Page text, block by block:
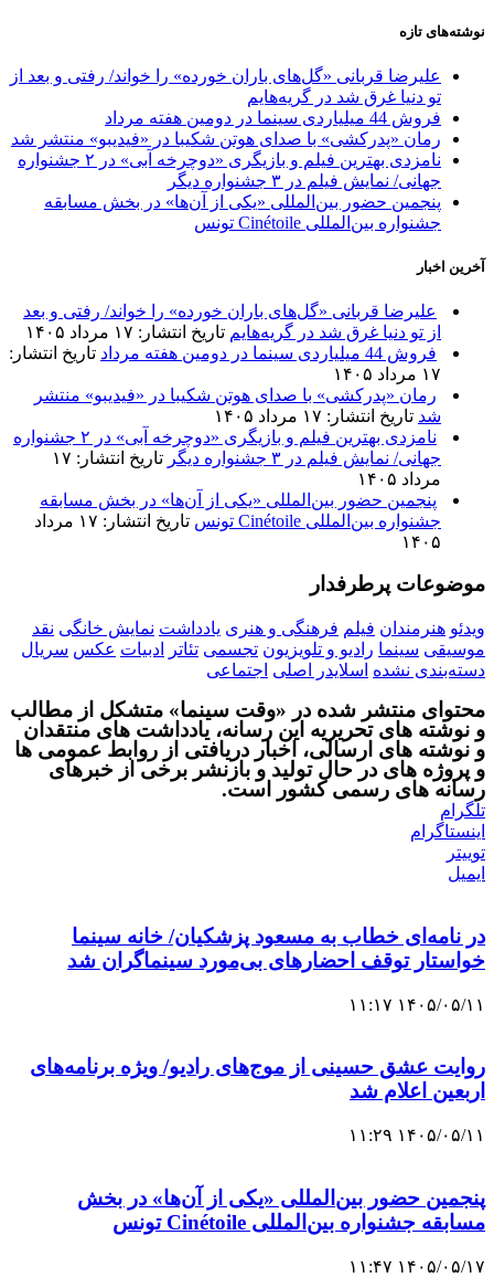
نوشته‌های تازه
علیرضا قربانی «گل‌های باران خورده» را خواند/ رفتی و بعد از
تو دنیا غرق شد در گریه‌هایم
فروش 44 میلیاردی سینما در دومین هفته مرداد
رمان «پدرکشی» با صدای هوتن شکیبا در «فیدیبو» منتشر شد
نامزدی بهترین فیلم و بازیگری «دوچرخه آبی» در ۲ جشنواره
جهانی/ نمایش فیلم در ۳ جشنواره دیگر
پنجمین حضور بین‌المللی «یکی از آن‌ها» در بخش مسابقه
جشنواره بین‌المللی Cinétoile تونس
آخرین اخبار
علیرضا قربانی «گل‌های باران خورده» را خواند/ رفتی و بعد
از تو دنیا غرق شد در گریه‌هایم تاریخ انتشار: ۱۷ مرداد ۱۴۰۵
فروش 44 میلیاردی سینما در دومین هفته مرداد
تاریخ انتشار:
۱۷ مرداد ۱۴۰۵
رمان «پدرکشی» با صدای هوتن شکیبا در «فیدیبو» منتشر
شد تاریخ انتشار: ۱۷ مرداد ۱۴۰۵
نامزدی بهترین فیلم و بازیگری «دوچرخه آبی» در ۲ جشنواره
جهانی/ نمایش فیلم در ۳ جشنواره دیگر
تاریخ انتشار: ۱۷
مرداد ۱۴۰۵
پنجمین حضور بین‌المللی «یکی از آن‌ها» در بخش مسابقه
جشنواره بین‌المللی Cinétoile تونس
تاریخ انتشار: ۱۷ مرداد
۱۴۰۵
موضوعات پرطرفدار
ویدئو هنرمندان فیلم فرهنگی و هنری یادداشت نمایش خانگی نقد
موسیقی سینما رادیو و تلویزیون تجسمی تئاتر ادبیات عکس سریال
دسته‌بندی نشده اسلایدر اصلی اجتماعی
محتوای منتشر شده در «وقت سینما» متشکل از مطالب
و نوشته های تحریریه این رسانه، یادداشت های منتقدان
و نوشته های ارسالی، اخبار دریافتی از روابط عمومی ها
و پروژه های در حال تولید و بازنشر برخی از خبرهای
رسانه های رسمی کشور است.
تلگرام
اینستاگرام
توییتر
ایمیل
در نامه‌ای خطاب به مسعود پزشکیان/ خانه سینما
خواستار توقف احضارهای بی‌مورد سینماگران شد
۱۴۰۵/۰۵/۱۱ ۱۱:۱۷
روایت عشق حسینی از موج‌های رادیو/ ویژه ‌برنامه‌های
اربعین اعلام شد
۱۴۰۵/۰۵/۱۱ ۱۱:۲۹
پنجمین حضور بین‌المللی «یکی از آن‌ها» در بخش
مسابقه جشنواره بین‌المللی Cinétoile تونس
۱۴۰۵/۰۵/۱۷ ۱۱:۴۷